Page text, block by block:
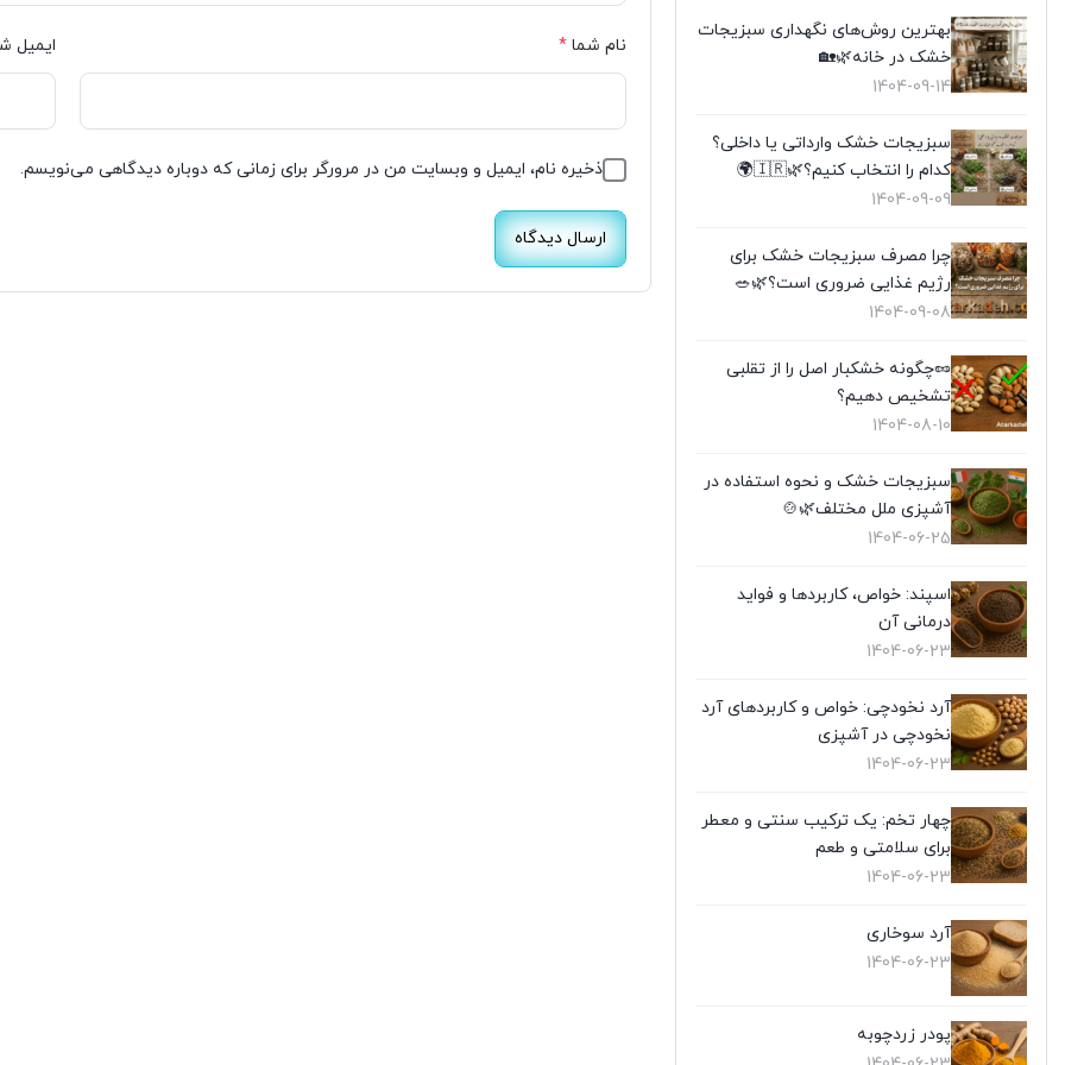
بهترین روش‌های نگهداری سبزیجات
خشک در خانه🌿🏡
1404-09-14
سبزیجات خشک وارداتی یا داخلی؟
کدام را انتخاب کنیم؟🌿🇮🇷🌍
1404-09-09
چرا مصرف سبزیجات خشک برای
رژیم غذایی ضروری است؟🌿🥗
1404-09-08
🥜چگونه خشکبار اصل را از تقلبی
تشخیص دهیم؟
1404-08-10
سبزیجات خشک و نحوه استفاده در
آشپزی ملل مختلف🌿🍲
1404-06-25
اسپند: خواص، کاربردها و فواید
درمانی آن
1404-06-23
آرد نخودچی: خواص و کاربردهای آرد
نخودچی در آشپزی
1404-06-23
چهار تخم: یک ترکیب سنتی و معطر
برای سلامتی و طعم
1404-06-23
آرد سوخاری
1404-06-23
پودر زردچوبه
نام شما * ایمیل
ذخیره نام، ایمیل و وبسایت من در مرورگر برای زمانی که دوباره دیدگاهی می‌نویسم.